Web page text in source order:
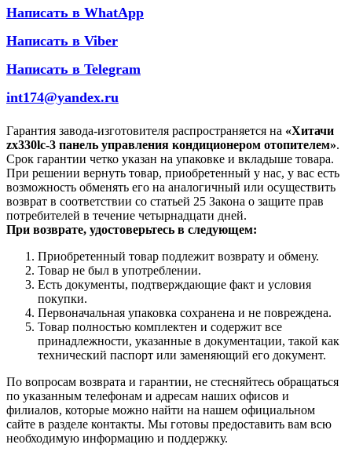
Написать в WhatApp
Написать в Viber
Написать в Telegram
int174@yandex.ru
Гарантия завода-изготовителя распространяется на «Хитачи
zx330lc-3 панель управления кондиционером отопителем».
Срок гарантии четко указан на упаковке и вкладыше товара.
При решении вернуть товар, приобретенный у нас, у вас есть
возможность обменять его на аналогичный или осуществить
возврат в соответствии со статьей 25 Закона о защите прав
потребителей в течение четырнадцати дней.
При возврате, удостоверьтесь в следующем:
Приобретенный товар подлежит возврату и обмену.
Товар не был в употреблении.
Есть документы, подтверждающие факт и условия
покупки.
Первоначальная упаковка сохранена и не повреждена.
Товар полностью комплектен и содержит все
принадлежности, указанные в документации, такой как
технический паспорт или заменяющий его документ.
По вопросам возврата и гарантии, не стесняйтесь обращаться
по указанным телефонам и адресам наших офисов и
филиалов, которые можно найти на нашем официальном
сайте в разделе контакты. Мы готовы предоставить вам всю
необходимую информацию и поддержку.